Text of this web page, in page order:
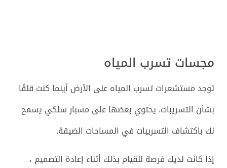
مجسات تسرب المياه
توجد مستشعرات تسرب المياه على الأرض أينما كنت قلقًا
بشأن التسريبات. يحتوي بعضها على مسبار سلكي يسمح
لك باكتشاف التسريبات في المساحات الضيقة.
إذا كانت لديك فرصة للقيام بذلك أثناء إعادة التصميم ،